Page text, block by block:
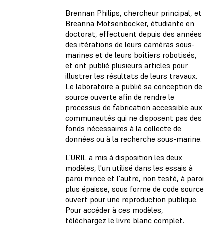
Brennan Philips, chercheur principal, et
Breanna Motsenbocker, étudiante en
doctorat, effectuent depuis des années
des itérations de leurs caméras sous-
marines et de leurs boîtiers robotisés,
et ont publié plusieurs articles pour
illustrer les résultats de leurs travaux.
Le laboratoire a publié sa conception de
source ouverte afin de rendre le
processus de fabrication accessible aux
communautés qui ne disposent pas des
fonds nécessaires à la collecte de
données ou à la recherche sous-marine.
L'URIL a mis à disposition les deux
modèles, l'un utilisé dans les essais à
paroi mince et l'autre, non testé, à paroi
plus épaisse, sous forme de code source
ouvert pour une reproduction publique.
Pour accéder à ces modèles,
téléchargez le livre blanc complet.